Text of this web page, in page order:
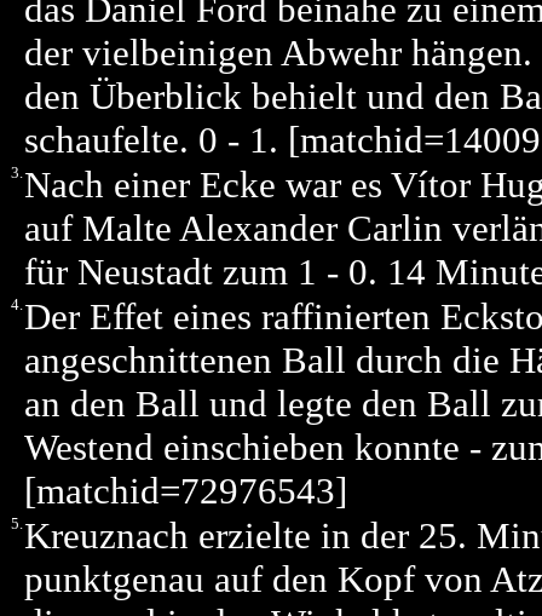
das Daniel Ford beinahe zu
der vielbeinigen Abwehr
den Überblick behielt und den
schaufelte. 0 - 1.
3.Nach einer Ecke war es Vítor
auf Malte Alexander Carlin
für Neustadt zum 1 - 0. 14
4.Der Effet eines raffinierten
angeschnittenen Ball durch die
an den Ball und legte den Ball
Westend einschieben konnte -
[matchid=72976543]
5.Kreuznach erzielte in der 25.
punktgenau auf den Kopf von